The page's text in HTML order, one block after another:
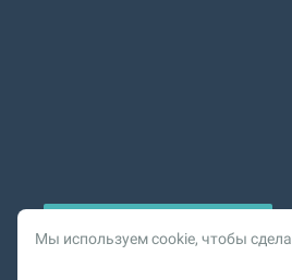
Мы используем cookie, чтобы